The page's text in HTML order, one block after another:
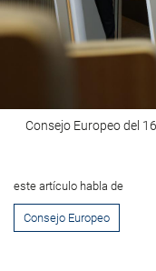
Consejo Europeo del
este artículo habla de
Consejo Europeo